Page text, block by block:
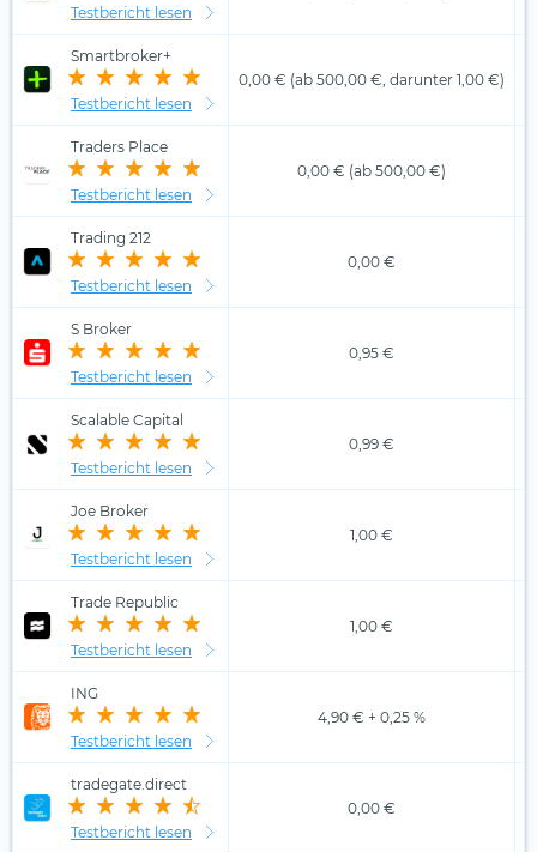
Testbericht lesen
Smartbroker+
Testbericht lesen
0,00 € (ab 500,00 €, darunter 1,00 €)
Traders Place
Testbericht lesen
0,00 € (ab 500,00 €)
Trading 212
Testbericht lesen
0,00 €
S Broker
Testbericht lesen
0,95 €
Scalable Capital
Testbericht lesen
0,99 €
Joe Broker
Testbericht lesen
1,00 €
Trade Republic
Testbericht lesen
1,00 €
ING
Testbericht lesen
4,90 € + 0,25 %
tradegate.direct
Testbericht lesen
0,00 €